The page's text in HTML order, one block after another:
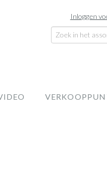
Inloggen